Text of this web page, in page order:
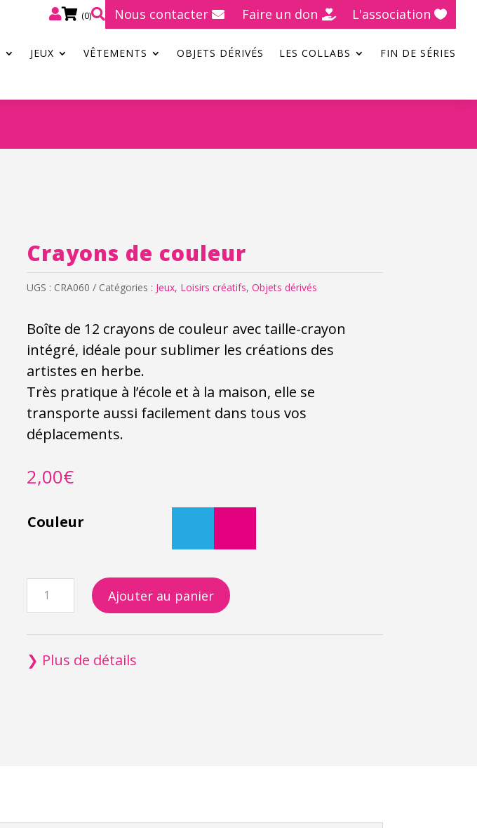
 (0) Nous contacter Faire un don L'association
JEUX VÊTEMENTS OBJETS DÉRIVÉS LES COLLABS FIN DE SÉRIES
Crayons de couleur
UGS : CRA060 Catégories : Jeux, Loisirs créatifs, Objets dérivés
Boîte de 12 crayons de couleur avec taille-crayon
intégré, idéale pour sublimer les créations des
artistes en herbe.
Très pratique à l’école et à la maison, elle se
transporte aussi facilement dans tous vos
déplacements.
2,00€
Couleur
quantité
de
Crayons
de
couleur
Ajouter au panier
❯ Plus de détails